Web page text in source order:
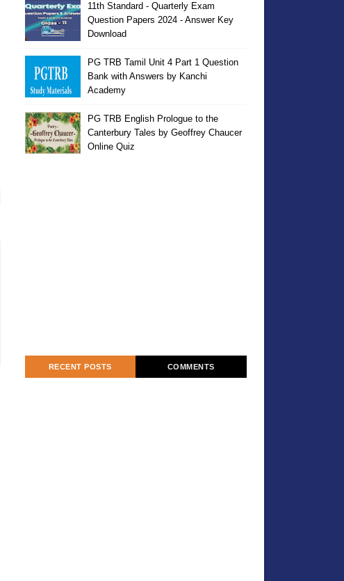
11th Standard - Quarterly Exam
Question Papers 2024 - Answer Key
Download
PG TRB Tamil Unit 4 Part 1 Question
Bank with Answers by Kanchi
Academy
PG TRB English Prologue to the
Canterbury Tales by Geoffrey Chaucer
Online Quiz
RECENT POSTS COMMENTS